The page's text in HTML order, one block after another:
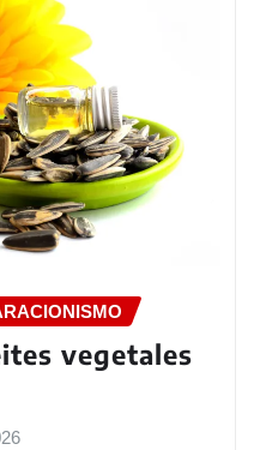
vegetales